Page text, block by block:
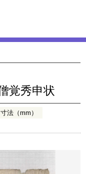
覚秀申状
寸法（mm）